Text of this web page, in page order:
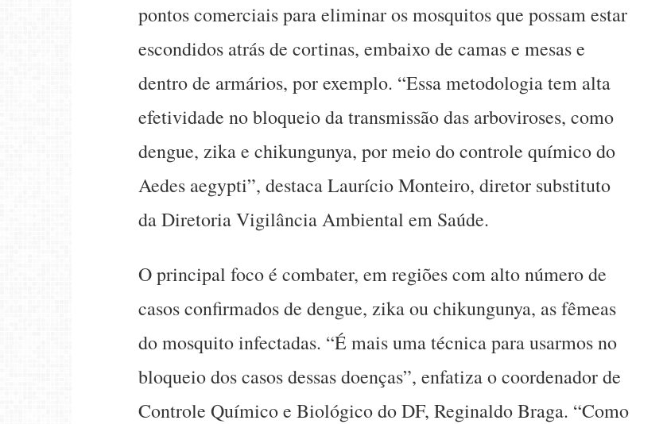
pontos comerciais para eliminar os mosquitos que possam estar
escondidos atrás de cortinas, embaixo de camas e mesas e
dentro de armários, por exemplo. “Essa metodologia tem alta
efetividade no bloqueio da transmissão das arboviroses, como
dengue, zika e chikungunya, por meio do controle químico do
Aedes aegypti”, destaca Laurício Monteiro, diretor substituto
da Diretoria Vigilância Ambiental em Saúde.
O principal foco é combater, em regiões com alto número de
casos confirmados de dengue, zika ou chikungunya, as fêmeas
do mosquito infectadas. “É mais uma técnica para usarmos no
bloqueio dos casos dessas doenças”, enfatiza o coordenador de
Controle Químico e Biológico do DF, Reginaldo Braga. “Como